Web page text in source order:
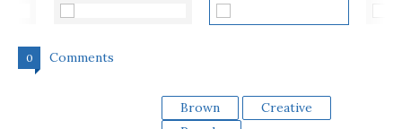
0 Comments
Brown
Creative